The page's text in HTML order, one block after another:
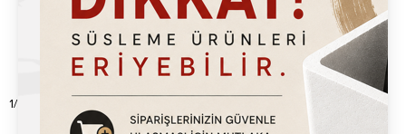
1/4 Gastronom Küvet